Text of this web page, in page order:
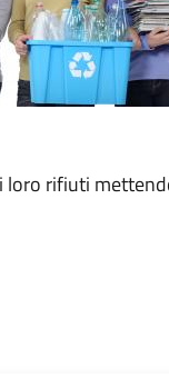
loro rifiuti